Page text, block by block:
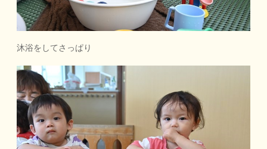
沐浴をしてさっぱり